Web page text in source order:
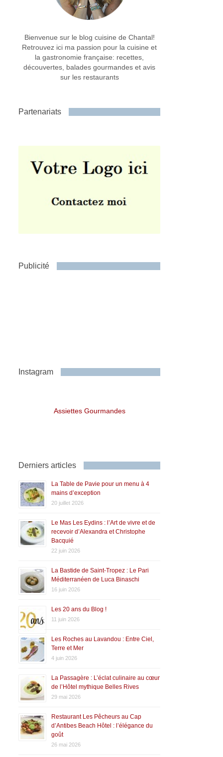
Bienvenue sur le blog cuisine de Chantal!
Retrouvez ici ma passion pour la cuisine et
la gastronomie française: recettes,
découvertes, balades gourmandes et avis
sur les restaurants
Partenariats
Publicité
Instagram
Assiettes Gourmandes
Derniers articles
La Table de Pavie pour un menu à 4
mains d’exception
20 juillet 2026
Le Mas Les Eydins : l’Art de vivre et de
recevoir d’Alexandra et Christophe
Bacquié
22 juin 2026
La Bastide de Saint-Tropez : Le Pari
Méditerranéen de Luca Binaschi
16 juin 2026
Les 20 ans du Blog !
11 juin 2026
Les Roches au Lavandou : Entre Ciel,
Terre et Mer
4 juin 2026
La Passagère : L’éclat culinaire au cœur
de l’Hôtel mythique Belles Rives
29 mai 2026
Restaurant Les Pêcheurs au Cap
d’Antibes Beach Hôtel : l’élégance du
goût
26 mai 2026